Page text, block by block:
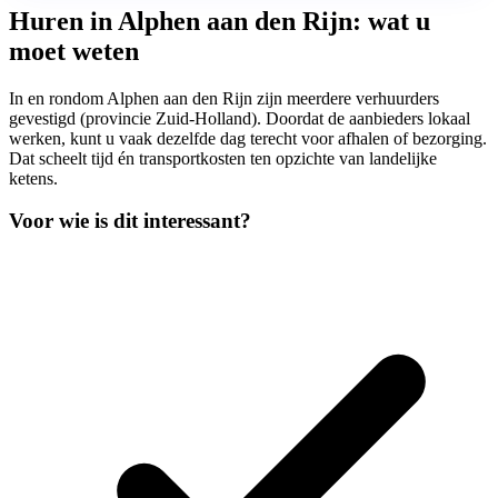
Huren in Alphen aan den Rijn: wat u
moet weten
In en rondom Alphen aan den Rijn zijn meerdere verhuurders
gevestigd (provincie Zuid-Holland). Doordat de aanbieders lokaal
werken, kunt u vaak dezelfde dag terecht voor afhalen of bezorging.
Dat scheelt tijd én transportkosten ten opzichte van landelijke
ketens.
Voor wie is dit interessant?